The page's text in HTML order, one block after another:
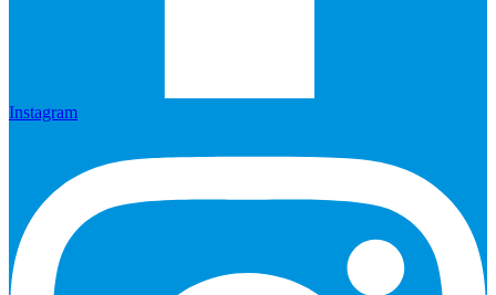
Instagram